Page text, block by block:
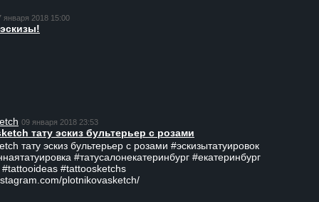
января 2018 15:00
09 января 2018 23:53
тату эскиз бультерьер с розами
тату эскиз бультерьер с розами #эскизытатуировок
#татусалонекатеринбург #екатеринбург
#tattoosketchs
plotnikovasketch/